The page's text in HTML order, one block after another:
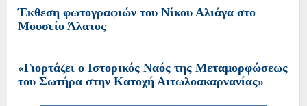
Έκθεση φωτογραφιών του Νίκου Αλιάγα στο
Μουσείο Άλατος
«Γιορτάζει ο Ιστορικός Ναός της Μεταμορφώσεως
του Σωτήρα στην Κατοχή Αιτωλοακαρνανίας»